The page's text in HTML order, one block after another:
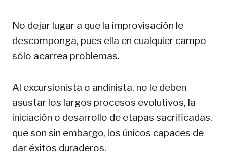
No dejar lugar a que la improvisación le
descomponga, pues ella en cualquier campo
sólo acarrea problemas.
Al excursionista o andinista, no le deben
asustar los largos procesos evolutivos, la
iniciación o desarrollo de etapas sacrificadas,
que son sin embargo, los únicos capaces de
dar éxitos duraderos.